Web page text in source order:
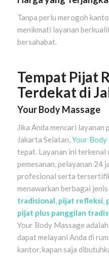
Tanpa perlu merogoh
menikmati layanan
bersahabat.
Tempat Pijat
Terdekat di
Your Body Massage
Jika Anda mencari
Jakarta Selatan,Your Body
tepat. Layanan ini terkenal
pemesanan, pelayanan 24
profesional serta
menawarkan berbagai
tradisional, pijat refleksi,
pijat plus panggilan
Your Body Massage
dapat melayani Anda di
kantor, kapan saja